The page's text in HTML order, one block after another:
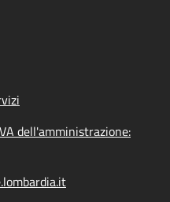
dell'amministrazione: